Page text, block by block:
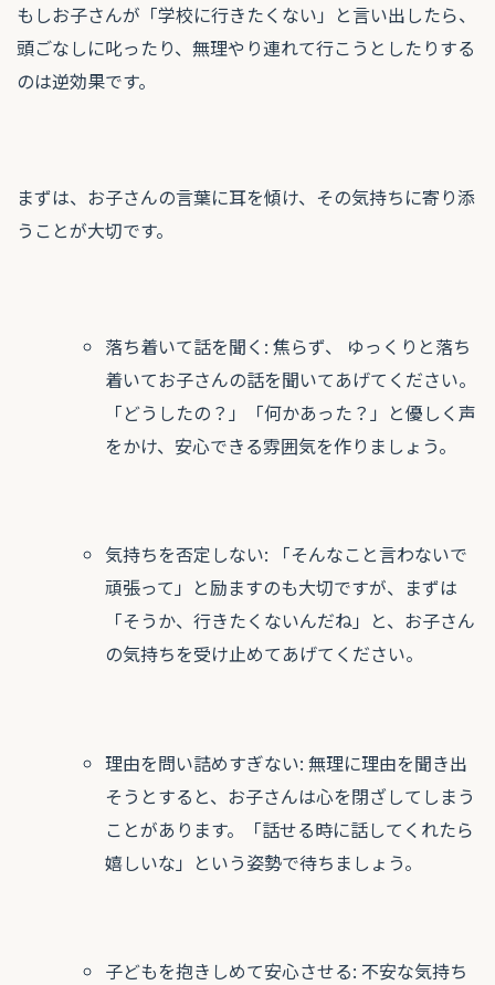
もしお子さんが「学校に行きたくない」と言い出したら、
頭ごなしに叱ったり、無理やり連れて行こうとしたりする
のは逆効果です。
まずは、お子さんの言葉に耳を傾け、その気持ちに寄り添
うことが大切です。
落ち着いて話を聞く: 焦らず、 ゆっくりと落ち
着いてお子さんの話を聞いてあげてください。
「どうしたの？」「何かあった？」と優しく声
をかけ、安心できる雰囲気を作りましょう。
気持ちを否定しない: 「そんなこと言わないで
頑張って」と励ますのも大切ですが、まずは
「そうか、行きたくないんだね」と、お子さん
の気持ちを受け止めてあげてください。
理由を問い詰めすぎない: 無理に理由を聞き出
そうとすると、お子さんは心を閉ざしてしまう
ことがあります。「話せる時に話してくれたら
嬉しいな」という姿勢で待ちましょう。
子どもを抱きしめて安心させる: 不安な気持ち